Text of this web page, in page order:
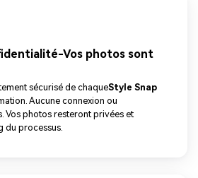
Vos photos sont
sécurisé de chaqueStyle Snap
Aucune connexion ou
Vos photos resteront privées et
du processus.